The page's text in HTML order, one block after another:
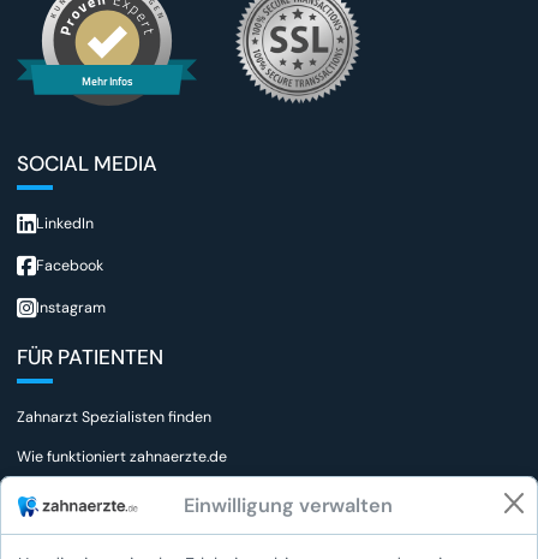
Mehr Infos
SOCIAL MEDIA
LinkedIn
Facebook
Instagram
FÜR PATIENTEN
Zahnarzt Spezialisten finden
Wie funktioniert zahnaerzte.de
FAQs für Patienten
Wie bewerte ich einen Zahnarzt
Einwilligung verwalten